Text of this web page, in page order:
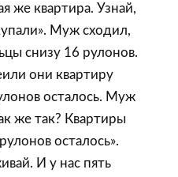
же квартира. Узнай,
Муж сходил,
снизу 16 рулонов.
они квартиру
осталось. Муж
же так? Квартиры
осталось».
И у нас пять